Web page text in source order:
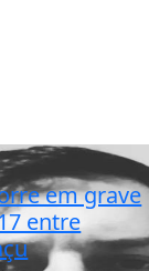
em grave
entre